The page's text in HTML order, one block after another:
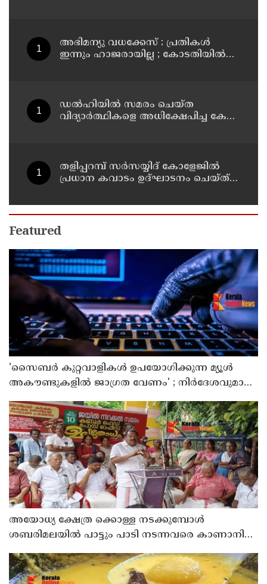
അഭിമന്യു വധക്കേസ് : പ്രതികൾ
ഇന്നും ഹാജരായില്ല ; കോടതിയിൽ
ഡൽഹിയിൽ സമരം ചെയ്ത
വിദ്യാർത്ഥികളെ അധിക്ഷേപിച്ച കേസ്
തളിപ്പറമ്പ് സർസയ്യിദ് കോളേജിൽ
പ്രധാന കവാടം ഉദ്ഘാടനം ചെയ്ത്
മന്ത്രിയുമായ പി കെ കുഞ്ഞാലിക്കുട്ടി
Featured
'സൈബര്‍ കുറ്റവാളികള്‍ ഉപയോഗിക്കുന്ന മ്യൂള്‍
അകൗണ്ടുകളില്‍ ജാഗ്രത വേണം' ; നിര്‍ദേശവുമായി
പൊലീസ്
അയോധ്യ ക്ഷേത്ര ക്കൊള്ള നടക്കുമ്പോൾ
ശബരിമലയിൽ പാട്ടും പാടി നടന്നവരെ കാണാനില്ല ;
ഇ.പി.ജയരാജൻ